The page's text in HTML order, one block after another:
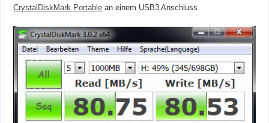
CrystalDiskMark Portable an einem USB3 Anschluss.